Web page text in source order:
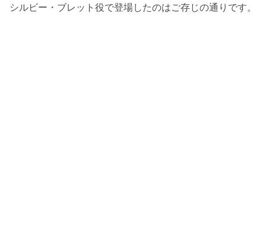
シルビー・ブレット役で登場したのはご存じの通りです。